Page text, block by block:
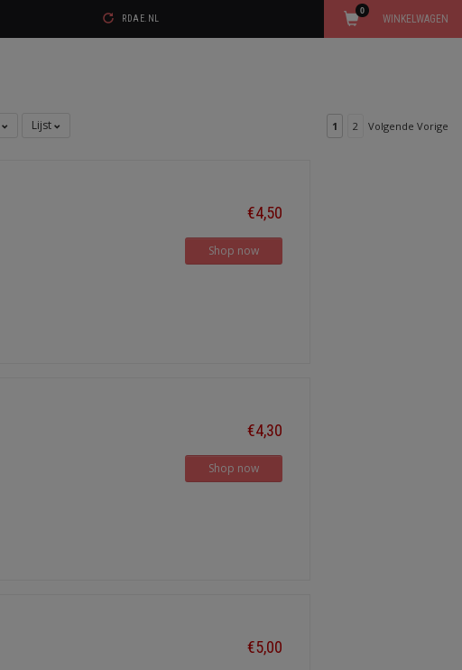
RDAE.NL WINKELWAGEN
0
Lijst 1 2 Volgende Vorige
€4,50
Shop now
€4,30
Shop now
€5,00